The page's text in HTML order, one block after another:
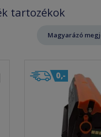
tartozékok
Magyarázó